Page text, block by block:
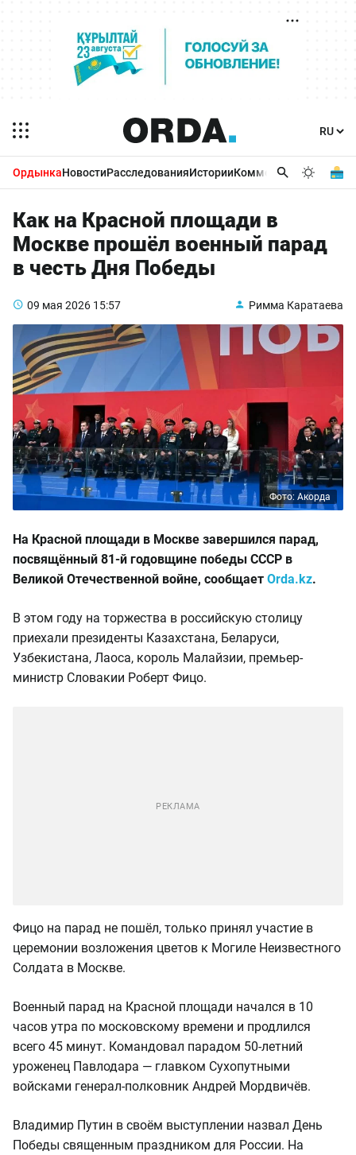
ОрдынкаНовостиРасследованияИсторииКомментарииБизнес
Как на Красной площади в
Москве прошёл военный парад
в честь Дня Победы
09 мая 2026 15:57 Римма Каратаева
Фото: Акорда
На Красной площади в Москве завершился парад,
посвящённый 81-й годовщине победы СССР в
Великой Отечественной войне, сообщает Orda.kz.
В этом году на торжества в российскую столицу
приехали президенты Казахстана, Беларуси,
Узбекистана, Лаоса, король Малайзии, премьер-
министр Словакии Роберт Фицо.
Фицо на парад не пошёл, только принял участие в
церемонии возложения цветов к Могиле Неизвестного
Солдата в Москве.
Военный парад на Красной площади начался в 10
часов утра по московскому времени и продлился
всего 45 минут. Командовал парадом 50-летний
уроженец Павлодара — главком Сухопутными
войсками генерал-полковник Андрей Мордвичёв.
Владимир Путин в своём выступлении назвал День
Победы священным праздником для России. На